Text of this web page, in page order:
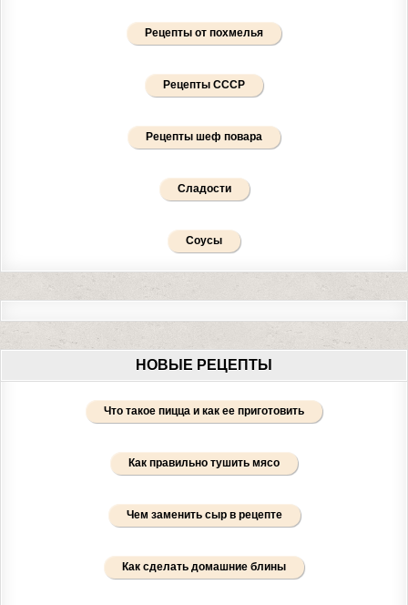
Рецепты от похмелья
Рецепты СССР
Рецепты шеф повара
Сладости
Соусы
НОВЫЕ РЕЦЕПТЫ
Что такое пицца и как ее приготовить
Как правильно тушить мясо
Чем заменить сыр в рецепте
Как сделать домашние блины